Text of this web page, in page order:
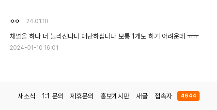
ㅇㅇ 24.01.10
채널을 하나 더 늘리신다니 대단하십니다 보통 1개도 하기 어려운데 ㅠㅠ
2024-01-10 16:01
새소식 1:1 문의 제휴문의 홍보게시판 새글 접속자 4644